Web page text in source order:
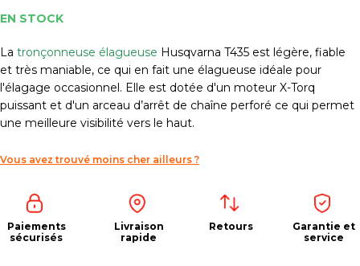
EN STOCK
La tronçonneuse élagueuse Husqvarna T435 est légère, fiable
et très maniable, ce qui en fait une élagueuse idéale pour
l'élagage occasionnel. Elle est dotée d'un moteur X-Torq
puissant et d'un arceau d’arrêt de chaîne perforé ce qui permet
une meilleure visibilité vers le haut.
Vous avez trouvé moins cher ailleurs ?
Paiements
sécurisés
Livraison
rapide
Retours
Garantie et
service